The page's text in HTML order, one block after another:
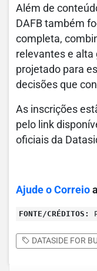
Além de
DAFB também
completa,
relevantes e
projetado para
decisões que
As inscrições
pelo link
oficiais da
Ajude o Correio
FONTE/CRÉDITOS:
DATASIDE FOR